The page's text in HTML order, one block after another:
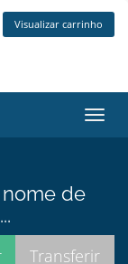
Visualizar carrinho
de